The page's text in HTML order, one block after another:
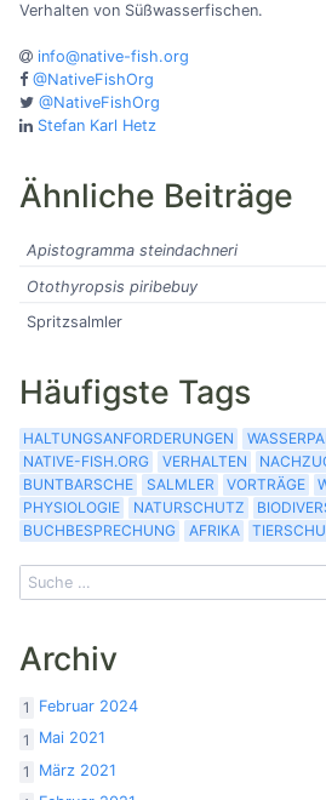
Verhalten von Süßwasserfischen.
info@native-fish.org
@NativeFishOrg
@NativeFishOrg
Stefan Karl Hetz
Ähnliche Beiträge
Apistogramma steindachneri
Otothyropsis piribebuy
Spritzsalmler
Häufigste Tags
HALTUNGSANFORDERUNGEN
NATIVE-FISH.ORG
VERHALTEN
BUNTBARSCHE
SALMLER VORTRÄGE
PHYSIOLOGIE
NATURSCHUTZ
BUCHBESPRECHUNG
AFRIKA
Archiv
1
Februar 2024
1
Mai 2021
1
März 2021